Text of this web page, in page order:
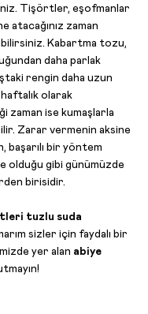
Tişörtler, eşofmanlar
atacağınız zaman
Kabartma tozu,
daha parlak
rengin daha uzun
haftalık olarak
zaman ise kumaşlarla
Zarar vermenin aksine
başarılı bir yöntem
olduğu gibi günümüzde
birisidir.
tuzlu suda
sizler için faydalı bir
yer alan abiye